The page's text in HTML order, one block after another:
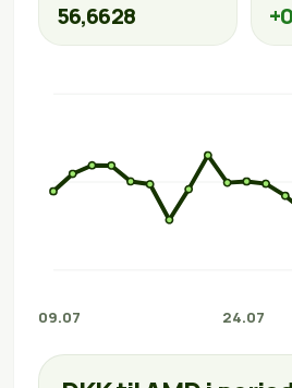
56,6628
09.07 24.07